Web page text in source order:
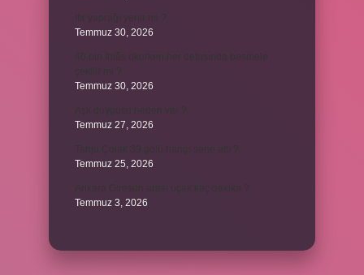
Itır yaprağı yenir mi ?
Temmuz 30, 2026
40 bin İhlâs okurken her defasında besmele
Temmuz 30, 2026
Temmuz 27, 2026
Temmuz 25, 2026
Temmuz 3, 2026